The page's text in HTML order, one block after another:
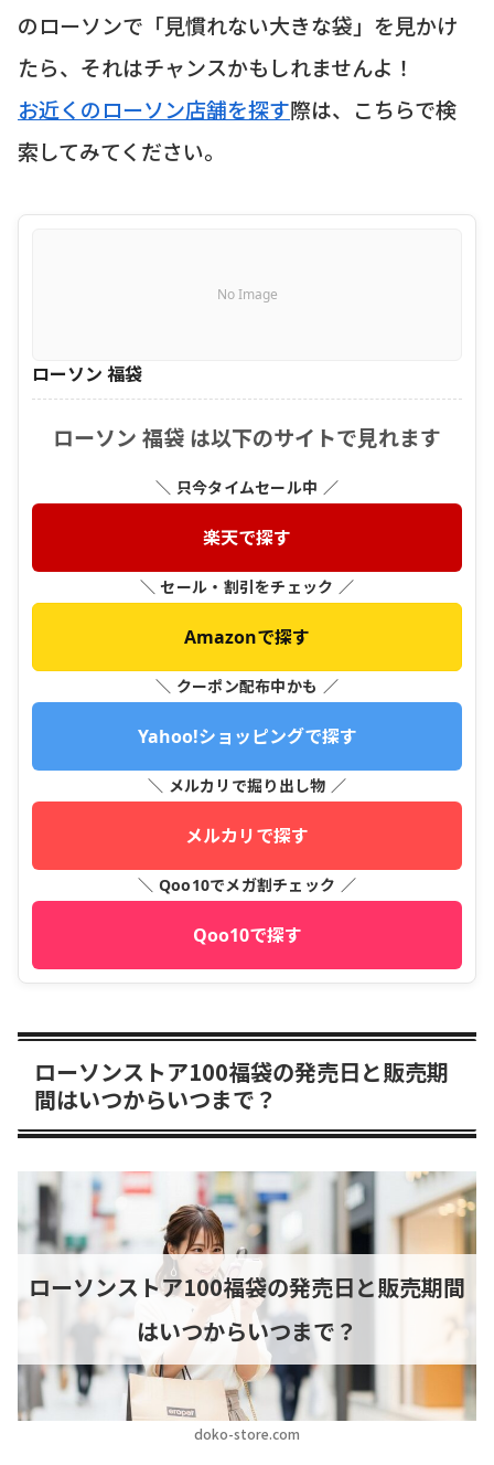
のローソンで「見慣れない大きな袋」を見かけ
たら、それはチャンスかもしれませんよ！
お近くのローソン店舗を探す際は、こちらで検
索してみてください。
No Image
ローソン 福袋
ローソン 福袋 は以下のサイトで見れます
＼ 只今タイムセール中 ／
楽天で探す
＼ セール・割引をチェック ／
Amazonで探す
＼ クーポン配布中かも ／
Yahoo!ショッピングで探す
＼ メルカリで掘り出し物 ／
メルカリで探す
＼ Qoo10でメガ割チェック ／
Qoo10で探す
ローソンストア100福袋の発売日と販売期
間はいつからいつまで？
doko-store.com
ローソンストア100福袋の発売日と販売期間
はいつからいつまで？